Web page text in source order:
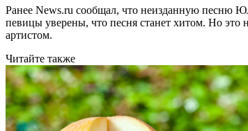
Ранее News.ru сообщал, что неизданную песню
певицы уверены, что песня станет хитом. Но это
артистом.
Читайте также